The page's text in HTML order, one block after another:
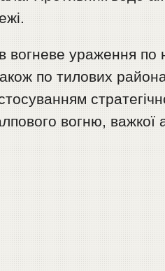
ураження по
по тилових
вогню, важкої